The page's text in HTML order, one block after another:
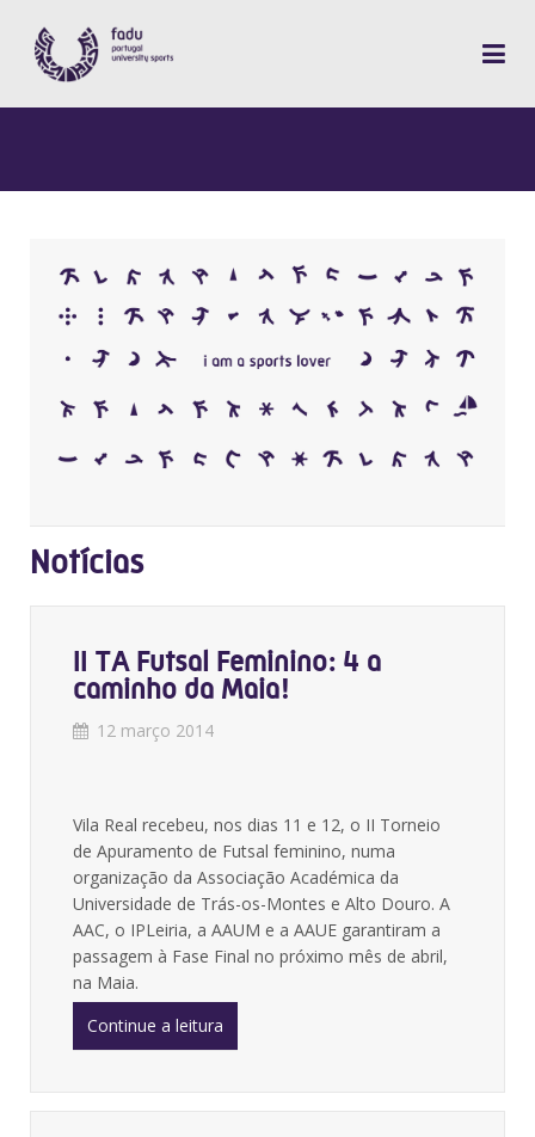
Notícias
II TA Futsal Feminino: 4 a
caminho da Maia!
12 março 2014
Vila Real recebeu, nos dias 11 e 12, o II Torneio
de Apuramento de Futsal feminino, numa
organização da Associação Académica da
Universidade de Trás-os-Montes e Alto Douro. A
AAC, o IPLeiria, a AAUM e a AAUE garantiram a
passagem à Fase Final no próximo mês de abril,
na Maia.
Continue a leitura